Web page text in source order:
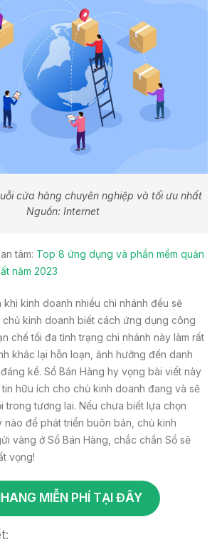
cửa hàng chuyên nghiệp và tối ưu nhất
Nguồn: Internet
tâm: Top 8 ứng dụng và phần mềm quản
năm 2023
khi kinh doanh nhiều chi nhánh đều sẽ
kinh doanh biết cách ứng dụng công
chế tối đa tình trạng chi nhánh này làm rất
khác lại hỗn loạn, ảnh hưởng đến danh
kể. Sổ Bán Hàng hy vọng bài viết này
hữu ích cho chủ kinh doanh đang và sẽ
trong tương lai. Nếu chưa biết lựa chọn
nào để phát triển buôn bán, chủ kinh
vàng ở Sổ Bán Hàng, chắc chắn Sổ sẽ
vọng!
MIỄN PHÍ TẠI ĐÂY